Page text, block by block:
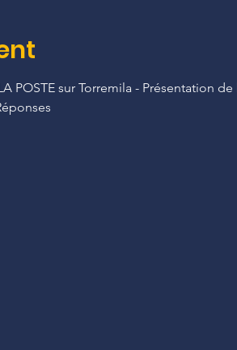
sur Torremila - Présentation de